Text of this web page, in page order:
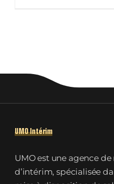
UMO Intérim
UMO est une agence
d’intérim, spécialisée